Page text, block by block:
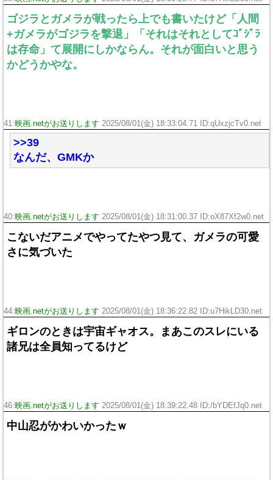
ゴジラとガメラが戦ったら上でも書いたけど「人間
+ガメラがゴジラを撃退」「それはそれとしてｺﾞｼﾞﾗ
は存命」て展開にしかならん。それが面白いと思う
かどうかやな。
41:映画.netがお送りします 2025/08/01(金) 18:33:04.71 ID:qUxzjcTv0.net
>>39
なんだ、GMKか
40:映画.netがお送りします 2025/08/01(金) 18:31:00.37 ID:oX87Xf2w0.net
こないだアニメでやってたやつ見て、ガメラの可愛
さに気づいた
44:映画.netがお送りします 2025/08/01(金) 18:36:22.82 ID:u7HikLD30.net
ギロンのときは宇宙ギャオス。まあこのスレにいる
諸兄は全員知ってるけど
46:映画.netがお送りします 2025/08/01(金) 18:39:22.48 ID:/bYDEfJq0.net
中山忍がかわいかったｗ